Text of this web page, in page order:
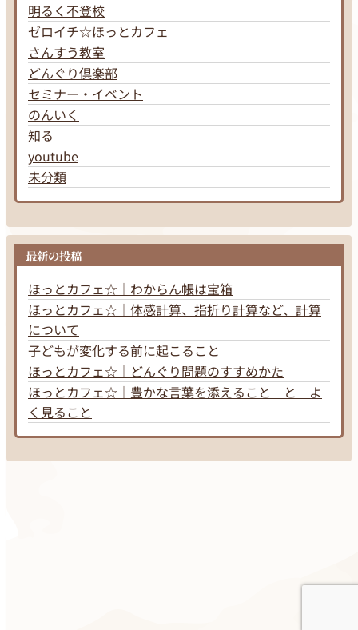
明るく不登校
ゼロイチ☆ほっとカフェ
さんすう教室
どんぐり倶楽部
セミナー・イベント
のんいく
知る
youtube
未分類
最新の投稿
ほっとカフェ☆｜わからん帳は宝箱
ほっとカフェ☆｜体感計算、指折り計算など、計算
について
子どもが変化する前に起こること
ほっとカフェ☆｜どんぐり問題のすすめかた
ほっとカフェ☆｜豊かな言葉を添えること と よ
く見ること